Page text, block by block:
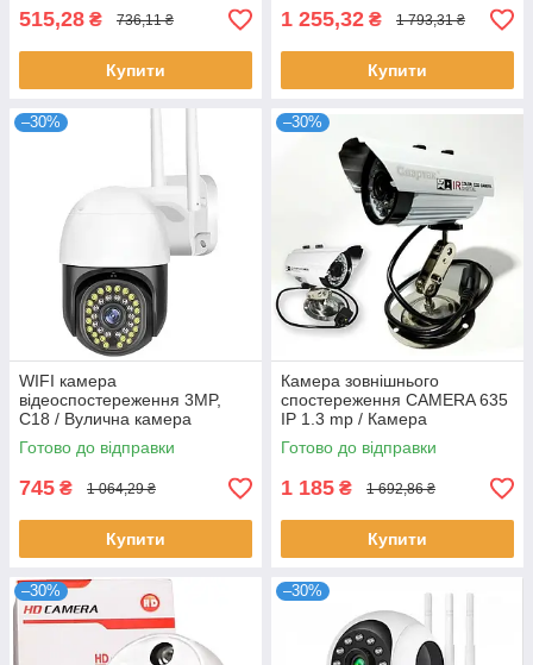
515,28 ₴ 736,11 ₴
Купити
1 255,32 ₴ 1 793,31 ₴
Купити
–30%
WIFI камера
відеоспостереження 3MP,
C18 / Вулична камера
поворотна / Вайфай камера
зовнішнього спостереження
Готово до відправки
745 ₴ 1 064,29 ₴
Купити
–30%
Камера зовнішнього
спостереження CAMERA 635
IP 1.3 mp / Камера
відеоспостереження для
дому / Камера
спостереження
Готово до відправки
1 185 ₴ 1 692,86 ₴
Купити
–30% –30%